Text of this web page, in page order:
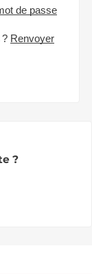
de passe
? Renvoyer
?